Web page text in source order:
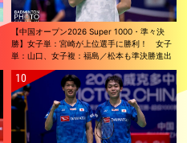
【中国オープン2026 Super 1000・準々決
勝】女子単：宮崎が上位選手に勝利！ 女子
単：山口、女子複：福島／松本も準決勝進出